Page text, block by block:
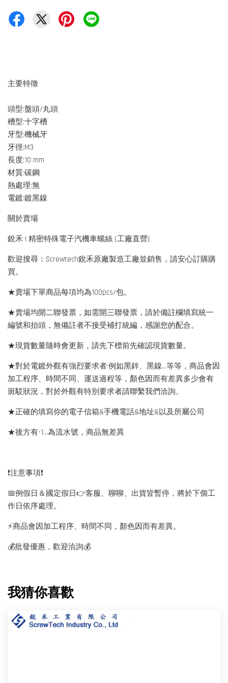
主要特徵
頭型:盤頭/丸頭
槽型:十字槽
牙型:機械牙
牙徑:M3
長度:10 mm
材質:碳鋼
熱處理:無
電鍍:鍍黑鎳
關於賣場
銳禾 | 精密特殊電子汽機車螺絲 (工廠直營)
歡迎搜尋：Screwtech銳禾原廠製造工廠並銷售，請安心訂購購
買。
★賣場下單商品每項均為100pcs/包。
★賣場均開二聯發票，如需開三聯發票，請於備註欄填寫統一
編號和抬頭，無備註者不接受補打統編，感謝您的配合。
★現貨數量隨時會更新，請先下標前先確認現貨數量。
★對於電鍍外觀有強烈要求者:例如黑鋅、黑鎳...等等，商品會因
加工程序、時間不同、運送過程等，顏色因而有差異多少會有
斑駁狀況，對於外觀有特別要求者請聯繫我們洽詢。
★正確的填寫你的電子信箱&手機電話&地址&以及所屬公司
★後方有-1…為流水號，商品無差異
❗️注意事項❗️
📅例假日＆國定假日👉客服、聊聊、出貨皆暫停，將於下個工
作日依序處理。
⚡️商品會因加工程序、時間不同，顏色因而有差異。
💰批發優惠，歡迎洽詢💰
我猜你喜歡